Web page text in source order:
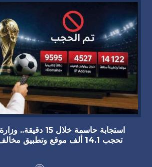
استجابة حاسمة خلال
تحجب 14.1 ألف موقع وتطبيق